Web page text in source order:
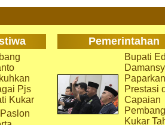
Pemerintahan
Pjs
Kukar
Bupati
Paparkan
Prestasi
Capaian
Kukar